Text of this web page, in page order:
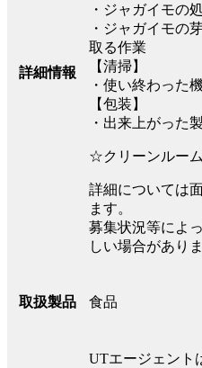
詳細情報
・ジャガイモの
・ジャガイモの
取る作業
【清掃】
・使い終わった
【包装】
・出来上がった
☆クリーンルー
詳細については
ます。
募集状況等によ
しい場合がありま
取扱製品 食品
UTエージェント